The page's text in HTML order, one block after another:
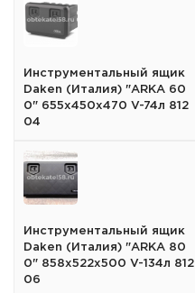
Инструментальный ящик
Daken (Италия) "ARKA 60
0" 655х450х470 V-74л 812
04
Инструментальный ящик
Daken (Италия) "ARKA 80
0" 858х522х500 V-134л 812
06